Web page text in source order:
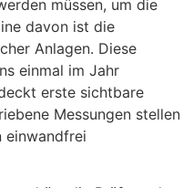
müssen, um die
davon ist die
Anlagen. Diese
einmal im Jahr
erste sichtbare
Messungen stellen
einwandfrei